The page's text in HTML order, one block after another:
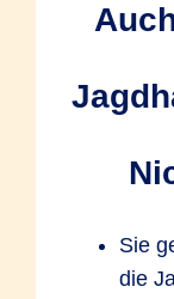
Sie
die